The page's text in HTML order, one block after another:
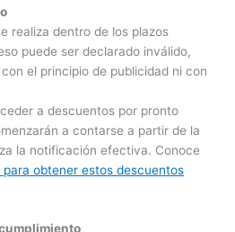
realiza dentro de los plazos
puede ser declarado inválido,
el principio de publicidad ni con
a descuentos por pronto
a contarse a partir de la
la notificación efectiva. Conoce
para obtener estos descuentos